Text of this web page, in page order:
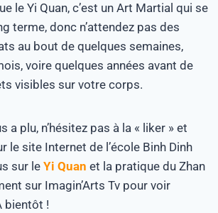
le Yi Quan, c’est un Art Martial qui se
terme, donc n’attendez pas des
au bout de quelques semaines,
voire quelques années avant de
visibles sur votre corps.
a plu, n’hésitez pas à la « liker » et
le site Internet de l’école Binh Dinh
sur le Yi Quan et la pratique du Zhan
sur Imagin’Arts Tv pour voir
bientôt !